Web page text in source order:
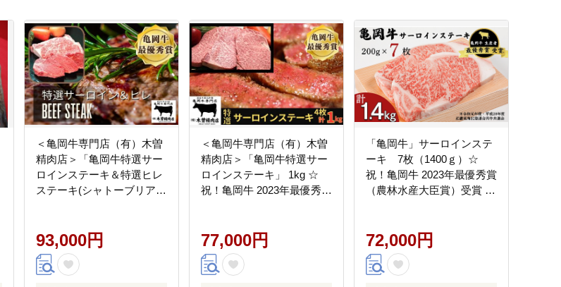
＜亀岡牛専門店（有）木曽
精肉店＞「亀岡牛特選サー
ロインステーキ＆特選ヒレ
ステーキ(シャトーブリア
大臣賞）受賞
93,000円
＜亀岡牛専門店（有）木曽
精肉店＞「亀岡牛特選サー
ロインステーキ」 1kg ☆
祝！亀岡牛 2023年最優秀賞
77,000円
「亀岡牛」サーロインステ
ーキ 7枚（1400ｇ）☆
祝！亀岡牛 2023年最優秀賞
（農林水産大臣賞）受賞 ※
72,000円